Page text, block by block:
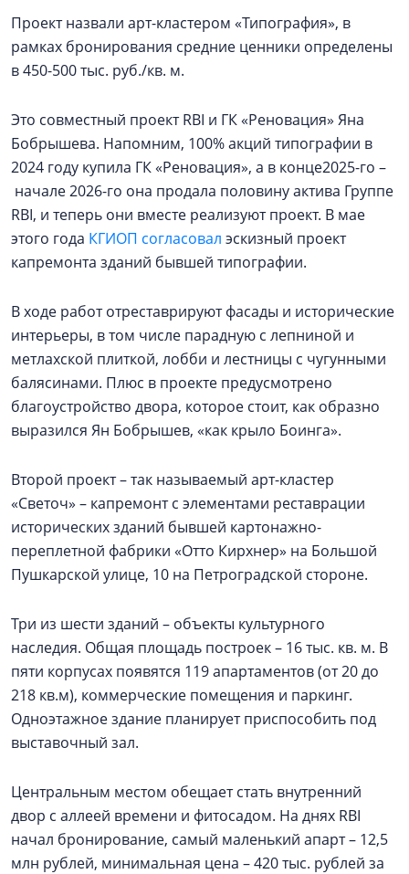
Проект назвали арт-кластером «Типография», в
рамках бронирования средние ценники определены
в 450-500 тыс. руб./кв. м.
Это совместный проект RBI и ГК «Реновация» Яна
Бобрышева. Напомним, 100% акций типографии в
2024 году купила ГК «Реновация», а в конце2025-го –
начале 2026-го она продала половину актива Группе
RBI, и теперь они вместе реализуют проект. В мае
этого года КГИОП согласовал эскизный проект
капремонта зданий бывшей типографии.
В ходе работ отреставрируют фасады и исторические
интерьеры, в том числе парадную с лепниной и
метлахской плиткой, лобби и лестницы с чугунными
балясинами. Плюс в проекте предусмотрено
благоустройство двора, которое стоит, как образно
выразился Ян Бобрышев, «как крыло Боинга».
Второй проект – так называемый арт-кластер
«Светоч» – капремонт с элементами реставрации
исторических зданий бывшей картонажно-
переплетной фабрики «Отто Кирхнер» на Большой
Пушкарской улице, 10 на Петроградской стороне.
Три из шести зданий – объекты культурного
наследия. Общая площадь построек – 16 тыс. кв. м. В
пяти корпусах появятся 119 апартаментов (от 20 до
218 кв.м), коммерческие помещения и паркинг.
Одноэтажное здание планирует приспособить под
выставочный зал.
Центральным местом обещает стать внутренний
двор с аллеей времени и фитосадом. На днях RBI
начал бронирование, самый маленький апарт – 12,5
млн рублей, минимальная цена – 420 тыс. рублей за